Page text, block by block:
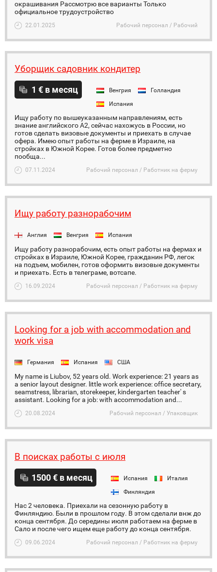
окрашивания Рассмотрю все варианты Только
официальное трудоустройство
22.01.2025 Рабочий персонал / Рабочий
Уборщик садовник кондитер
1 € в месяц Венгрия
Голландия
Испания
Ищу работу по вышеуказанным направлениям, есть
знание английского А2, сейчас нахожусь в России, но
готов сделать визовые документы и приехать в случае
офера. Имею опыт работы на ферме в Израиле, на
стройках в Южной Корее. Готов более предметно
пообща...
07.11.2024 Рабочий персонал / Работник на ферму
Ищу работу разнорабочим
Англия Венгрия Испания
Ищу работу разнорабочим, есть опыт работы на фермах и
стройках в Израиле, Южной Корее, гражданин РФ, легок
на подъем, мобилен, готов оформить визовые документы
и приехать. Есть в телеграме, вотсапе.
16.09.2024 Рабочий персонал / Работник на ферму
Looking for a job with accommodation and
work visa
Германия Испания США
My name is Liubov, 52 years old. Work experience: 21 years as
a senior layout designer. little work experience: office secretary,
seamstress, librarian, storekeeper, kindergarten teacher' s
assistant. Looking for a job: with accommodation and...
20.08.2024 Рабочий персонал / Упаковщик
В поисках работы с июля
1500 € в месяц Испания
Италия
Финляндия
Нас 2 человека. Приехали на сезонную работу в
Финляндию. Были в прошлом году. В этом сделали внж до
конца сентября. До середины июля работаем на ферме в
Сало и после чего ищем еще работу до конца сентября.
09.06.2024 Рабочий персонал / Работник на ферму